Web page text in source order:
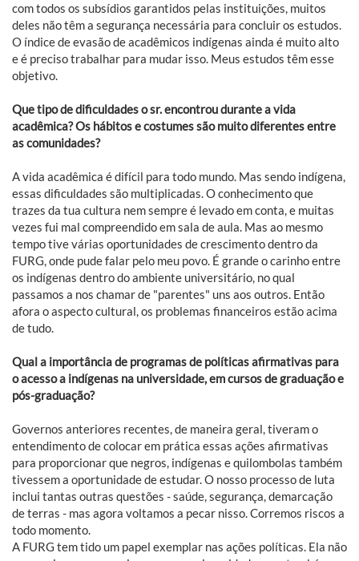
com todos os subsídios garantidos pelas instituições, muitos
deles não têm a segurança necessária para concluir os estudos.
O índice de evasão de acadêmicos indígenas ainda é muito alto
e é preciso trabalhar para mudar isso. Meus estudos têm esse
objetivo.
Que tipo de dificuldades o sr. encontrou durante a vida
acadêmica? Os hábitos e costumes são muito diferentes entre
as comunidades?
A vida acadêmica é difícil para todo mundo. Mas sendo indígena,
essas dificuldades são multiplicadas. O conhecimento que
trazes da tua cultura nem sempre é levado em conta, e muitas
vezes fui mal compreendido em sala de aula. Mas ao mesmo
tempo tive várias oportunidades de crescimento dentro da
FURG, onde pude falar pelo meu povo. É grande o carinho entre
os indígenas dentro do ambiente universitário, no qual
passamos a nos chamar de "parentes" uns aos outros. Então
afora o aspecto cultural, os problemas financeiros estão acima
de tudo.
Qual a importância de programas de políticas afirmativas para
o acesso a indígenas na universidade, em cursos de graduação e
pós-graduação?
Governos anteriores recentes, de maneira geral, tiveram o
entendimento de colocar em prática essas ações afirmativas
para proporcionar que negros, indígenas e quilombolas também
tivessem a oportunidade de estudar. O nosso processo de luta
inclui tantas outras questões - saúde, segurança, demarcação
de terras - mas agora voltamos a pecar nisso. Corremos riscos a
todo momento.
A FURG tem tido um papel exemplar nas ações políticas. Ela não